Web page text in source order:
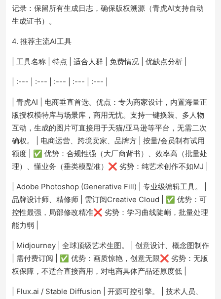
记录：保留所有生成日志，确保版权溯源（青虎AI支持自动
生成证书）。
4. 推荐主流AI工具
| 工具名称 | 特点 | 适合人群 | 免费情况 | 优缺点分析 |
| :--- | :--- | :--- | :--- | :--- |
| 青虎AI | 电商垂直首选。优点：专为商家设计，内置海量正
版授权模特库与场景库，商用无忧。支持一键换装、多人物
互动，生成的图片可直接用于天猫/亚马逊等平台，无需二次
确权。 | 电商运营、跨境卖家、品牌方 | 按量/会员制有试用
额度 | ✅ 优势：合规性强（大厂商背书）、效率高（批量处
理）、懂业务（垂类模型准）❌ 劣势：纯艺术创作不如MJ |
| Adobe Photoshop (Generative Fill) | 专业级编辑工具。 |
品牌设计师、精修师 | 需订阅Creative Cloud | ✅ 优势：可
控性最强，局部修改精准❌ 劣势：学习曲线陡峭，批量处理
能力弱 |
| Midjourney | 全球顶级艺术生图。 | 创意设计、概念图制作
| 需付费订阅 | ✅ 优势：画质惊艳，创意无限❌ 劣势：无版
权保障，不适合直接商用，对电商具体产品还原度低 |
| Flux.ai / Stable Diffusion | 开源可控引擎。 | 技术人员、